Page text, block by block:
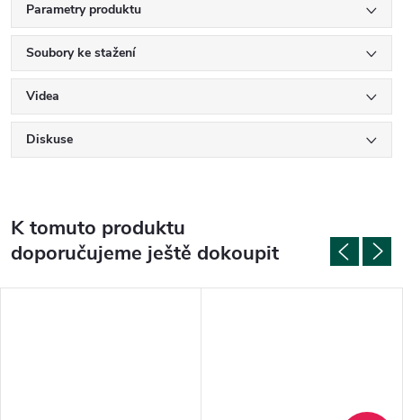
Parametry produktu
Soubory ke stažení
Videa
Diskuse
K tomuto produktu
doporučujeme ještě dokoupit